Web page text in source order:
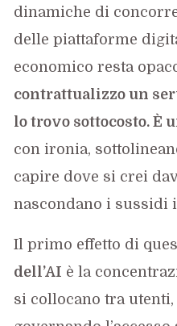
dinamiche di
delle piattaforme
economico resta
contrattualizzo un
lo trovo sottocosto. È
con ironia,
capire dove si crei
nascondano i sussidi
Il primo effetto di
dell’AI è la
si collocano tra